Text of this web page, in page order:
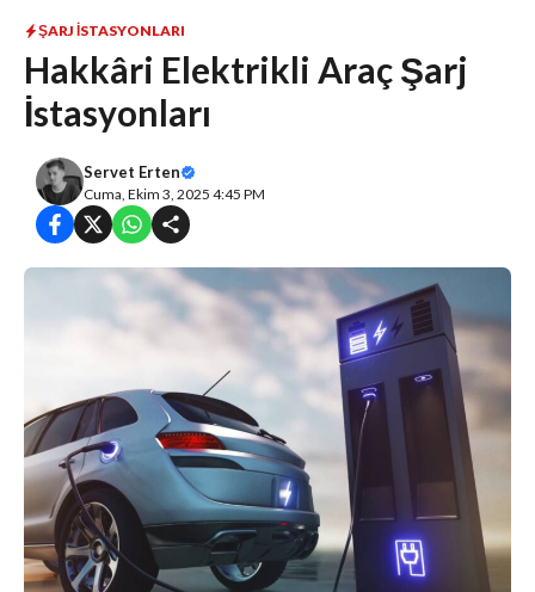
ŞARJ İSTASYONLARI
Hakkâri Elektrikli Araç Şarj
İstasyonları
Servet Erten
Cuma, Ekim 3, 2025 4:45 PM